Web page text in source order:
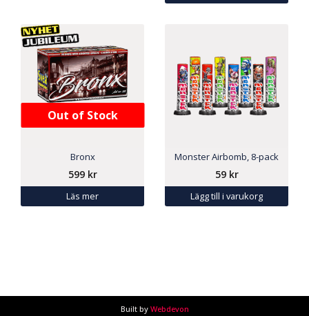
Out of Stock
Bronx
599 kr
Läs mer
Monster Airbomb, 8-pack
59 kr
Lägg till i varukorg
Built by Webdevon